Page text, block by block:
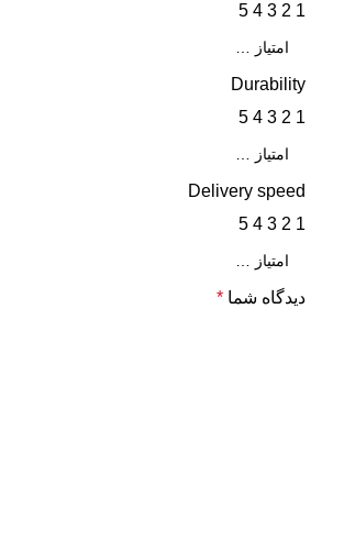
1
2
3
4
5
Durability
1
2
3
4
5
Delivery speed
1
2
3
4
5
دیدگاه شما *